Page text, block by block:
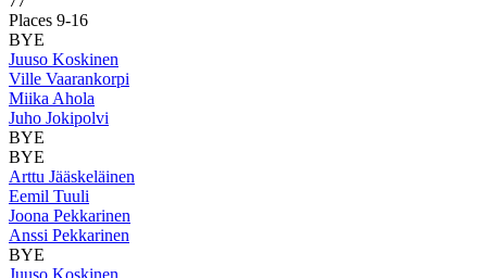
Places 9-16
BYE
Juuso Koskinen
Ville Vaarankorpi
Miika Ahola
Juho Jokipolvi
BYE
BYE
Arttu Jääskeläinen
Eemil Tuuli
Joona Pekkarinen
Anssi Pekkarinen
BYE
Juuso Koskinen